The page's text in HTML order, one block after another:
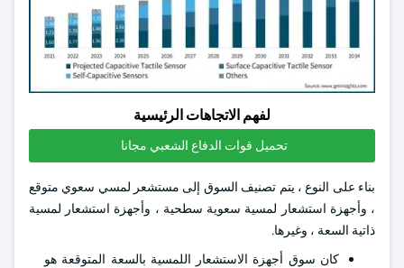
لفهم الاتجاهات الرئيسية
تحميل قوات الدفاع الشعبي مجانا
بناء على النوع ، يتم تصنيف السوق إلى مستشعر لمسي سعوي متوقع
، وأجهزة استشعار لمسية سعوية سطحية ، وأجهزة استشعار لمسية
ذاتية السعة ، وغيرها.
كان سوق أجهزة الاستشعار اللمسية بالسعة المتوقعة هو